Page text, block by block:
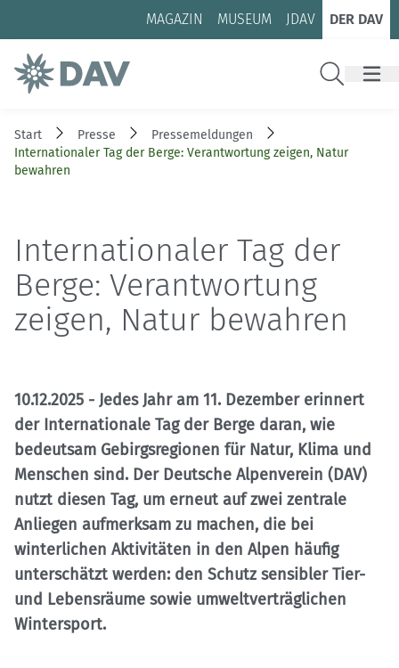
Zum Inhalt
Zur Footer-Navigation
MAGAZIN MUSEUM JDAV DER DAV
Start Presse
Pressemeldungen
Internationaler Tag der Berge: Verantwortung zeigen, Natur
bewahren
Internationaler Tag der
Berge: Verantwortung
zeigen, Natur bewahren
10.12.2025 - Jedes Jahr am 11. Dezember erinnert
der Internationale Tag der Berge daran, wie
bedeutsam Gebirgsregionen für Natur, Klima und
Menschen sind. Der Deutsche Alpenverein (DAV)
nutzt diesen Tag, um erneut auf zwei zentrale
Anliegen aufmerksam zu machen, die bei
winterlichen Aktivitäten in den Alpen häufig
unterschätzt werden: den Schutz sensibler Tier-
und Lebensräume sowie umweltverträglichen
Wintersport.